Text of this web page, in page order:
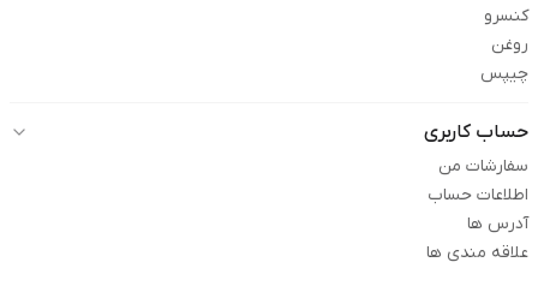
کنسرو
روغن
چیپس
حساب کاربری
سفارشات من
اطلاعات حساب
آدرس ها
علاقه مندی ها